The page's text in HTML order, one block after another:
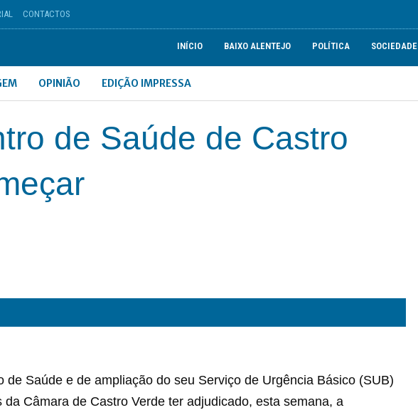
CONTACTOS
INÍCIO BAIXO ALENTEJO POLÍTICA SOCIEDADE
OPINIÃO EDIÇÃO IMPRESSA
de Saúde de Castro
de Saúde e de ampliação do seu Serviço de Urgência Básico (SUB)
Câmara de Castro Verde ter adjudicado, esta semana, a